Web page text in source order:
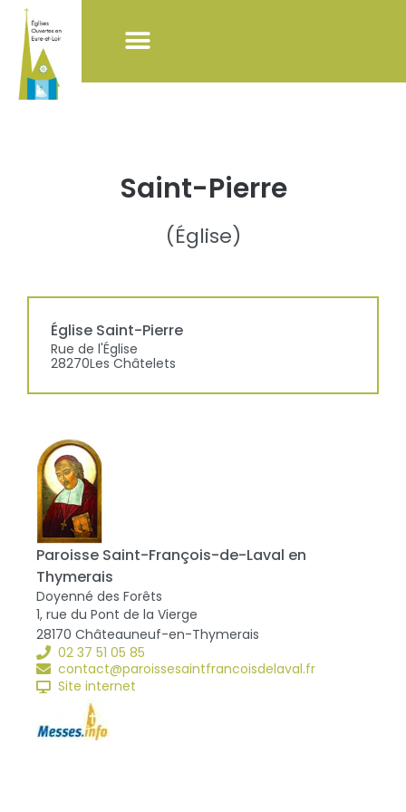
Saint-Pierre
(Église)
Église Saint-Pierre
Rue de l'Église
28270Les Châtelets
Paroisse Saint-François-de-Laval en
Thymerais
Doyenné des Forêts
1, rue du Pont de la Vierge
28170 Châteauneuf-en-Thymerais
02 37 51 05 85
contact@paroissesaintfrancoisdelaval.fr
Site internet